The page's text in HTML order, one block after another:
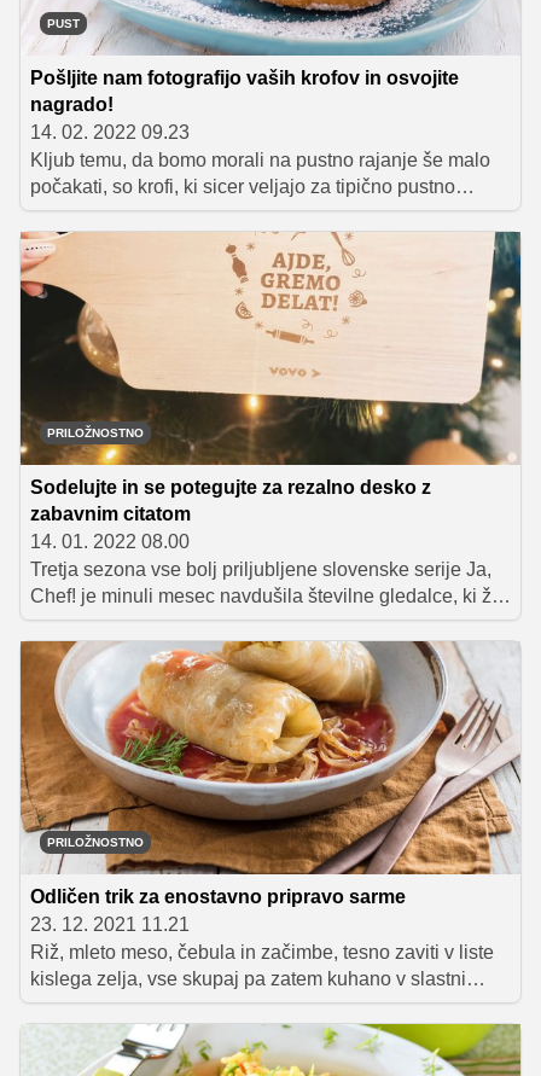
PUST
Pošljite nam fotografijo vaših krofov in osvojite
nagrado!
14. 02. 2022 09.23
Kljub temu, da bomo morali na pustno rajanje še malo
počakati, so krofi, ki sicer veljajo za tipično pustno
sladico, v zadnjih tednih že postali ena izmed najbolj
zaželenih sladic. Če je 'krofomanija' zajela tudi vas in
ste svoje najdražje že razveselili z rahlimi in puhastim
domačimi krofi, vas vabimo, da nam pošljete njihovo
fotografijo in se potegujete za super nagrade.
PRILOŽNOSTNO
Sodelujte in se potegujte za rezalno desko z
zabavnim citatom
14. 01. 2022 08.00
Tretja sezona vse bolj priljubljene slovenske serije Ja,
Chef! je minuli mesec navdušila številne gledalce, ki že
s težavo čakajo naslednjo. Da bo čakanje lažje, smo v
sodelovanju s platformo VOYO za vas pripravili prav
posebno nagradno igro, v kateri lahko osvojite rezalno
desko z zabavnim citatom iz serije.
PRILOŽNOSTNO
Odličen trik za enostavno pripravo sarme
23. 12. 2021 11.21
Riž, mleto meso, čebula in začimbe, tesno zaviti v liste
kislega zelja, vse skupaj pa zatem kuhano v slastni
omaki. Ravno prav kisla, topla in sočna – sarma. Jed je
pri nas tradicionalno na meniju na novega leta dan, saj
naj bi preganjala alkoholnega mačka in pomagala